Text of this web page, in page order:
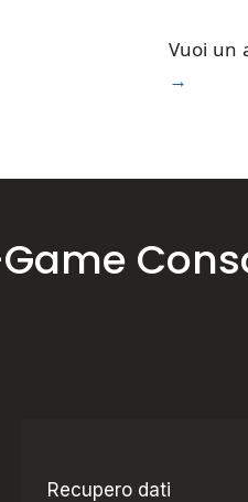
Vuoi un
→
Recupero dati